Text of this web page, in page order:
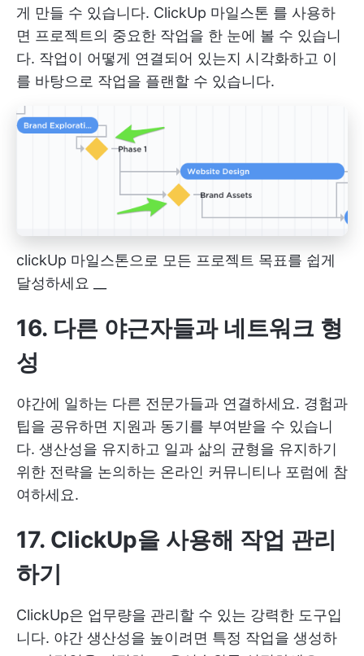
게 만들 수 있습니다. ClickUp 마일스톤 를 사용하
면 프로젝트의 중요한 작업을 한 눈에 볼 수 있습니
다. 작업이 어떻게 연결되어 있는지 시각화하고 이
를 바탕으로 작업을 플랜할 수 있습니다.
clickUp 마일스톤으로 모든 프로젝트 목표를 쉽게
달성하세요 __
16. 다른 야근자들과 네트워크 형
성
야간에 일하는 다른 전문가들과 연결하세요. 경험과
팁을 공유하면 지원과 동기를 부여받을 수 있습니
다. 생산성을 유지하고 일과 삶의 균형을 유지하기
위한 전략을 논의하는 온라인 커뮤니티나 포럼에 참
여하세요.
17. ClickUp을 사용해 작업 관리
하기
ClickUp은 업무량을 관리할 수 있는 강력한 도구입
니다. 야간 생산성을 높이려면 특정 작업을 생성하